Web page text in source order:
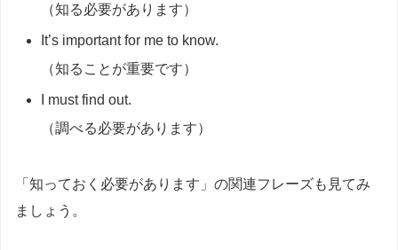
（知る必要があります）
It’s important for me to know.
（知ることが重要です）
I must find out.
（調べる必要があります）
「知っておく必要があります」の関連フレーズも見てみ
ましょう。